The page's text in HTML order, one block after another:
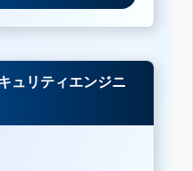
ュリティエンジニ